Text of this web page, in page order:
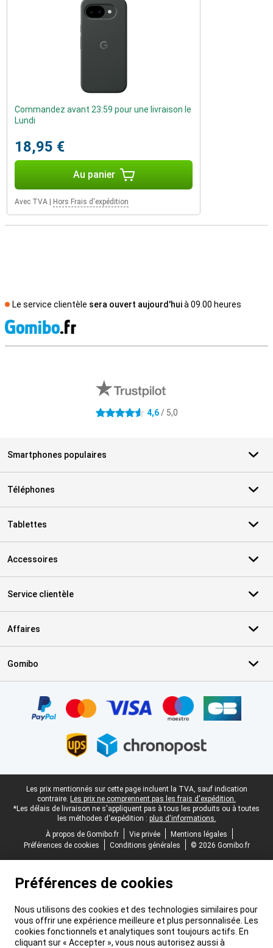
Commandez avant 23:59 pour une livraison le
Lundi
18,95 €
Au panier
Avec TVA Hors Frais d'expédition
Le service clientèle sera ouvert aujourd'huià 09.00 heures
4.6 étoiles 4,6/ 5,0
Smartphones populaires
Téléphones
Tablettes
Accessoires
Service clientèle
Affaires
Gomibo
Pied-de-page légal
Les prix mentionnés sur cette page incluent la TVA, sauf indication
contraire. Les prix ne comprennent pas les frais d'expédition.
*Les délais de livraison ne s'appliquent pas à tous les produits ou à toutes
les méthodes d'expédition : plus d'informations.
À propos de Gomibo.fr
Vie privée
Mentions légales
Préférences de cookies
Conditions générales © 2026 Gomibo.fr
Préférences de cookies
Nous utilisons des cookies et des technologies similaires pour
vous offrir une expérience meilleure et plus personnalisée. Les
cookies fonctionnels et analytiques sont toujours actifs. En
cliquant sur « Accepter », vous nous autorisez aussi à